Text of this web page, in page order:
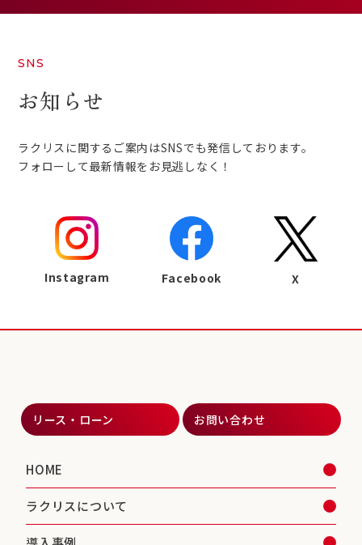
SNS
お知らせ
ラクリスに関するご案内はSNSでも発信しております。
フォローして最新情報をお見逃しなく！
Instagram Facebook X
リース・ローン お問い合わせ
HOME
ラクリスについて